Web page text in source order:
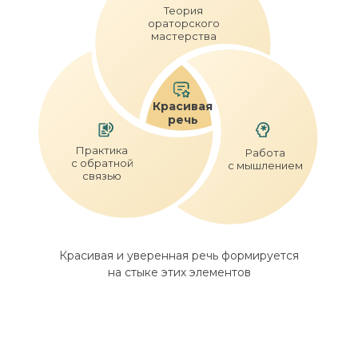
Теория
ораторского
мастерства
Работа
с мышлением
Практика
с обратной
связью
Красивая
речь
Красивая и уверенная речь формируется
на стыке этих элементов